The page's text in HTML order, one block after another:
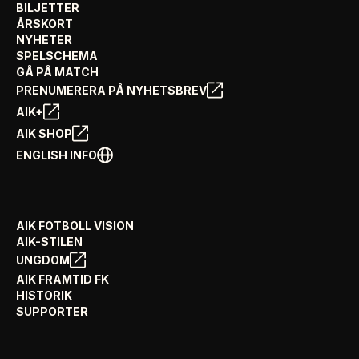
BILJETTER
ÅRSKORT
NYHETER
SPELSCHEMA
GÅ PÅ MATCH
PRENUMERERA PÅ NYHETSBREV
AIK+
AIK SHOP
ENGLISH INFO
AIK FOTBOLL VISION
AIK-STILEN
UNGDOM
AIK FRAMTID FK
HISTORIK
SUPPORTER